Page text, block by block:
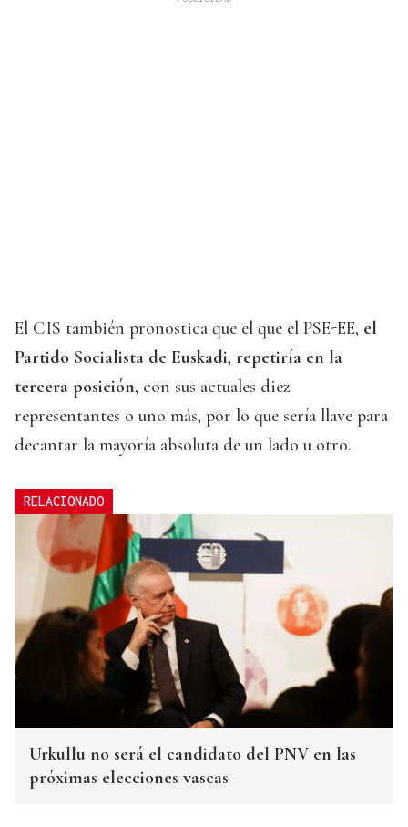
El CIS también pronostica que el que el PSE-EE, el
Partido Socialista de Euskadi, repetiría en la
tercera posición, con sus actuales diez
representantes o uno más, por lo que sería llave para
decantar la mayoría absoluta de un lado u otro.
RELACIONADO
Urkullu no será el candidato del PNV en las
próximas elecciones vascas